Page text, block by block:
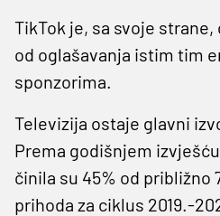
TikTok je, sa svoje
od oglašavanja istim tim
sponzorima.
Televizija ostaje glavni
Prema godišnjem
činila su 45% od približno
prihoda za ciklus 2019.-